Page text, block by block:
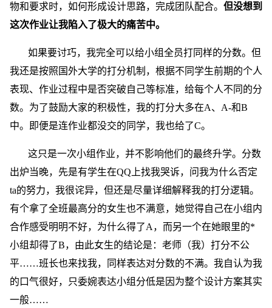
物和要求时，如何形成设计思路，完成团队配合。 但没想到
这次作业让我陷入了极大的痛苦中。
如果要讨巧，我完全可以给小组全员打同样的分数。但
我还是按照国外大学的打分机制，根据不同学生前期的个人
表现、作业过程中是否突破自己等标准，给每个人不同的分
数。为了鼓励大家的积极性，我的打分大多在A、A-和B
中。即便是连作业都没交的同学，我也给了C。
这只是一次小组作业，并不影响他们的最终升学。分数
出炉当晚，先是有学生在QQ上找我哭诉，问我为什么否定
ta的努力，我很诧异，但还是尽量详细解释我的打分逻辑。
有个拿了全班最高分的女生也不满意，她觉得自己在小组内
合作感受明明不好，为什么得了A，而另一个在她眼里的*
小组却得了B，由此女生的结论是：老师（我）打分不公
平……班长也来找我，同样表达对分数的不满。我自认为我
的口气很好，只委婉表达小组分低是因为整个设计方案其实
一般……